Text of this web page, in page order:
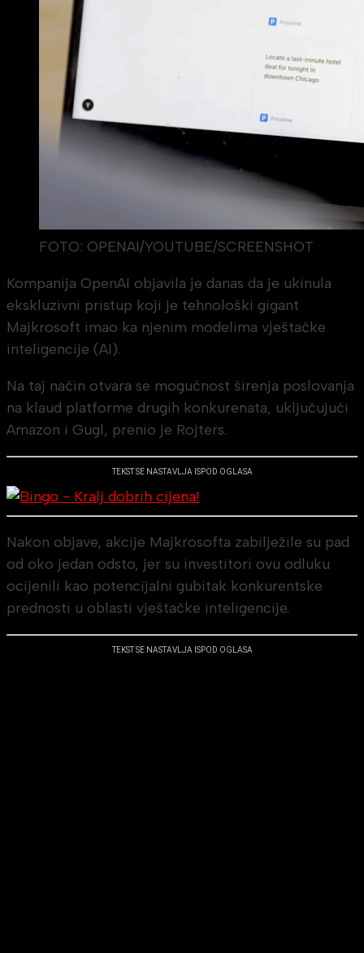
FOTO: OPENAI/YOUTUBE/SCREENSHOT
Kompanija OpenAI objavila je danas da je ukinula
ekskluzivni pristup koji je tehnološki gigant
Majkrosoft imao ka njenim modelima vještačke
inteligencije (AI).
Na taj način otvara se mogućnost širenja poslovanja
na klaud platforme drugih konkurenata, uključujući
Amazon i Gugl, prenio je Rojters.
TEKST SE NASTAVLJA ISPOD OGLASA
Nakon objave, akcije Majkrosofta zabilježile su pad
od oko jedan odsto, jer su investitori ovu odluku
ocijenili kao potencijalni gubitak konkurentske
prednosti u oblasti vještačke inteligencije.
TEKST SE NASTAVLJA ISPOD OGLASA